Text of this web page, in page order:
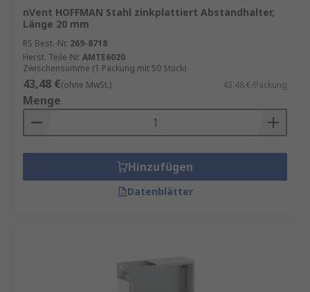
nVent HOFFMAN Stahl zinkplattiert Abstandhalter,
Länge 20 mm
RS Best.-Nr. 269-8718
Herst. Teile-Nr. AMTE6020
Zwischensumme (1 Packung mit 50 Stück)
43,48 €(ohne MwSt.) 43,48 €/Packung
Menge
Hinzufügen
Datenblätter